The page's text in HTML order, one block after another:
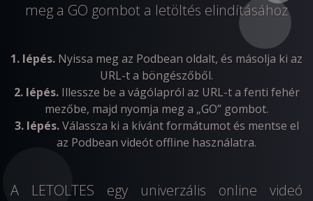
meg a GO gombot a letöltés elindításához
1. lépés. Nyissa meg az Podbean oldalt, és másolja ki az
URL-t a böngészőből.
2. lépés.Illessze be a vágólapról az URL-t a fenti fehér
mezőbe, majd nyomja meg a „GO” gombot.
3. lépés.Válassza ki a kívánt formátumot és mentse el
az Podbean videót offline használatra.
A LETOLTES egy univerzális online videó